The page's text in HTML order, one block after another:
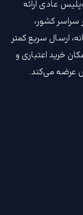
عادی ارائه
کشور،
ارسال سریع کمتر
خرید اعتباری و
عرضه می‌کند.